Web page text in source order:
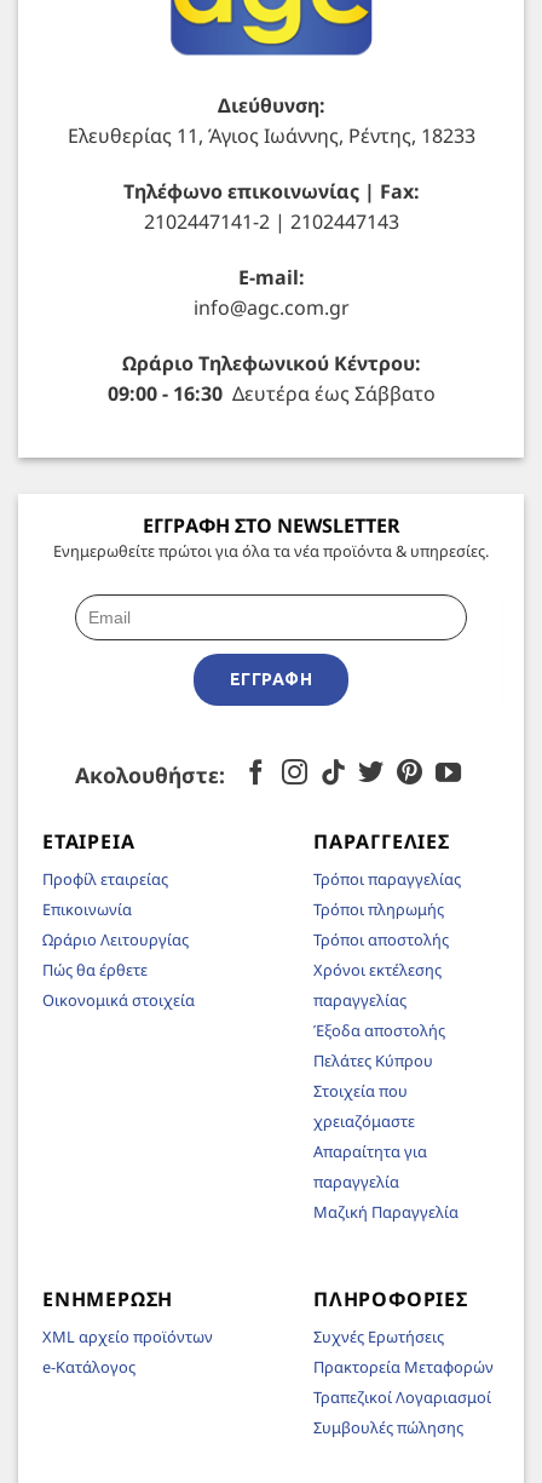
Διεύθυνση:
Ελευθερίας 11, Άγιος Ιωάννης, Ρέντης, 18233
Τηλέφωνο επικοινωνίας | Fax:
2102447141-2 | 2102447143
E-mail:
info@agc.com.gr
Ωράριο Τηλεφωνικού Κέντρου:
09:00 - 16:30Δευτέρα έως Σάββατο
ΕΓΓΡΑΦΗ ΣΤΟ NEWSLETTER
Ενημερωθείτε πρώτοι για όλα τα νέα προϊόντα & υπηρεσίες.
ΕΓΓΡΑΦΉ
Ακολουθήστε:
ΕΤΑΙΡΕΊΑ
Προφίλ εταιρείας
Επικοινωνία
Ωράριο Λειτουργίας
Πώς θα έρθετε
Οικονομικά στοιχεία
ΠΑΡΑΓΓΕΛΊΕΣ
Τρόποι παραγγελίας
Τρόποι πληρωμής
Τρόποι αποστολής
Χρόνοι εκτέλεσης
παραγγελίας
Έξοδα αποστολής
Πελάτες Κύπρου
Στοιχεία που
χρειαζόμαστε
Απαραίτητα για
παραγγελία
Μαζική Παραγγελία
ΕΝΗΜΈΡΩΣΗ
XML αρχείο προϊόντων
e-Κατάλογος
ΠΛΗΡΟΦΟΡΊΕΣ
Συχνές Ερωτήσεις
Πρακτορεία Μεταφορών
Τραπεζικοί Λογαριασμοί
Συμβουλές πώλησης